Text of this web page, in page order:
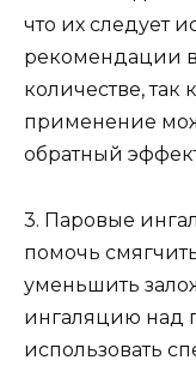
что их следует
рекомендации
количестве,
применение
обратный
3. Паровые
помочь
уменьшить
ингаляцию над
использовать